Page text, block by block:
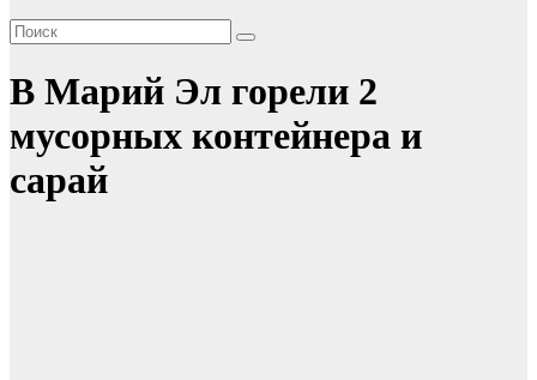
В Марий Эл горели 2
мусорных контейнера и
сарай